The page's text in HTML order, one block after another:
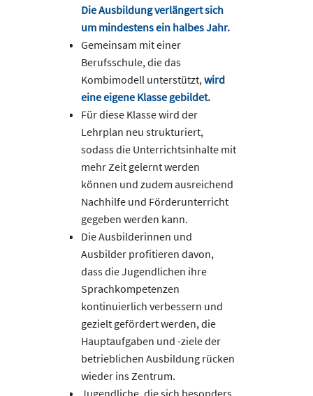
Die Ausbildung verlängert sich
um mindestens ein halbes Jahr.
Gemeinsam mit einer
Berufsschule, die das
Kombimodell unterstützt, wird
eine eigene Klasse gebildet.
Für diese Klasse wird der
Lehrplan neu strukturiert,
sodass die Unterrichtsinhalte mit
mehr Zeit gelernt werden
können und zudem ausreichend
Nachhilfe und Förderunterricht
gegeben werden kann.
Die Ausbilderinnen und
Ausbilder profitieren davon,
dass die Jugendlichen ihre
Sprachkompetenzen
kontinuierlich verbessern und
gezielt gefördert werden, die
Hauptaufgaben und -ziele der
betrieblichen Ausbildung rücken
wieder ins Zentrum.
Jugendliche, die sich besonders